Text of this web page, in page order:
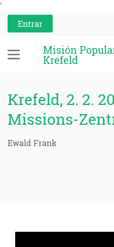
'
Entrar
Misión
Krefeld
Krefeld, 2. 2.
Missions-
Ewald Frank